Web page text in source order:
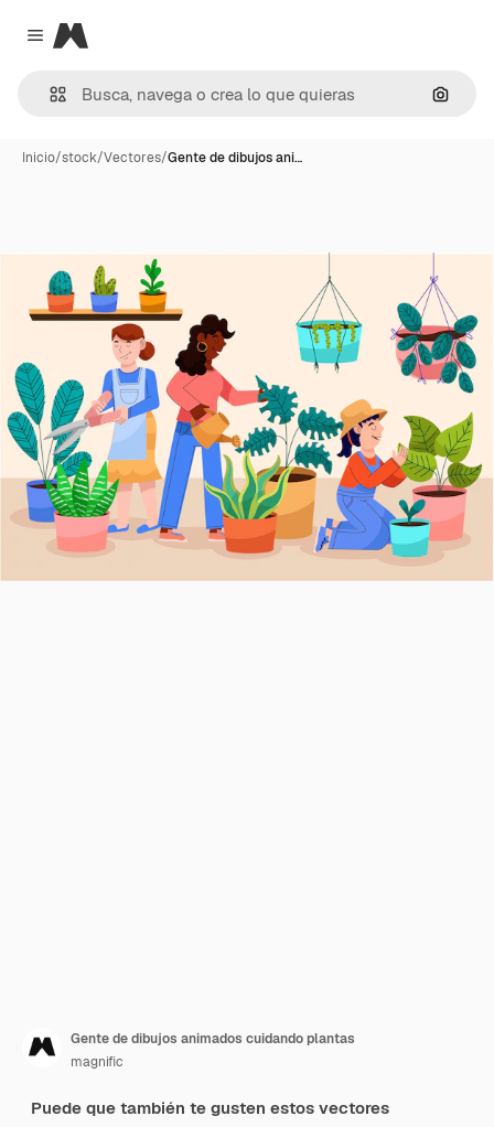
Close menu
Magnific
Inicio/stock/Vectores/Gente de dibujos ani…
Gente de dibujos animados cuidando plantas
magnific
Puede que también te gusten estos vectores